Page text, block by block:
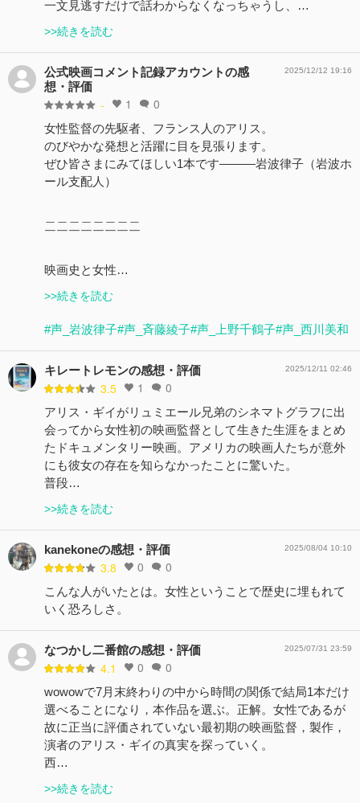
一文見逃すだけで話わからなくなっちゃうし、…
>>続きを読む
公式映画コメント記録アカウントの感
想・評価
- 1 0
2025/12/12 19:16
女性監督の先駆者、フランス人のアリス。
のびやかな発想と活躍に目を見張ります。
ぜひ皆さまにみてほしい1本です———岩波律子（岩波ホ
ール支配人）
￣￣￣￣￣￣￣￣
映画史と女性…
>>続きを読む
#声_岩波律子#声_斉藤綾子#声_上野千鶴子#声_西川美和
キレートレモンの感想・評価
3.5 1 0
2025/12/11 02:46
アリス・ギイがリュミエール兄弟のシネマトグラフに出
会ってから女性初の映画監督として生きた生涯をまとめ
たドキュメンタリー映画。アメリカの映画人たちが意外
にも彼女の存在を知らなかったことに驚いた。
普段…
>>続きを読む
kanekoneの感想・評価
3.8 0 0
2025/08/04 10:10
こんな人がいたとは。女性ということで歴史に埋もれて
いく恐ろしさ。
なつかし二番館の感想・評価
4.1 0 0
2025/07/31 23:59
wowowで7月末終わりの中から時間の関係で結局1本だけ
選べることになり，本作品を選ぶ。正解。女性であるが
故に正当に評価されていない最初期の映画監督，製作，
演者のアリス・ギイの真実を探っていく。
西…
>>続きを読む